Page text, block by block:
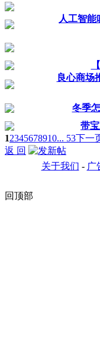
人工智
良心商场
冬季
带
12345678910... 53下一
返 回
关于我们 - 广
回顶部